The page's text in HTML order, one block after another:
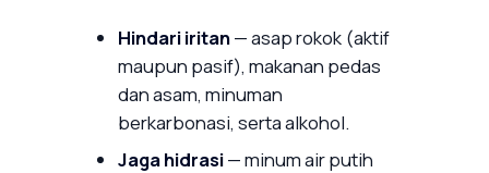
Hindari iritan— asap rokok (aktif
maupun pasif), makanan pedas
dan asam, minuman
berkarbonasi, serta alkohol.
Jaga hidrasi— minum air putih